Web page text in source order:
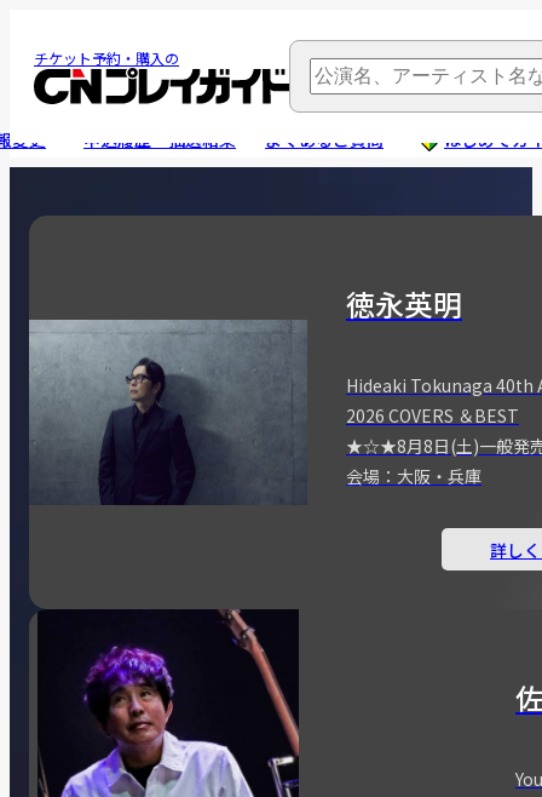
チケット予約・購入の
変更 申込履歴・抽選結果 よくあるご質問 はじめてガ
徳永英明
Hideaki Tokunaga 40th
2026 COVERS ＆BEST
★☆★8月8日(土)一般
会場：大阪・兵庫
詳し